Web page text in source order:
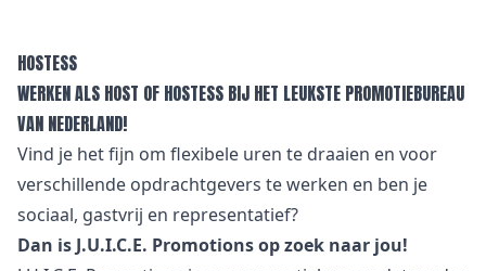
HOSTESS
WERKEN ALS HOST OF HOSTESS BIJ HET LEUKSTE PROMOTIEBUREAU
VAN NEDERLAND!
Vind je het fijn om flexibele uren te draaien en voor
verschillende opdrachtgevers te werken en ben je
sociaal, gastvrij en representatief?
Dan is J.U.I.C.E. Promotions op zoek naar jou!